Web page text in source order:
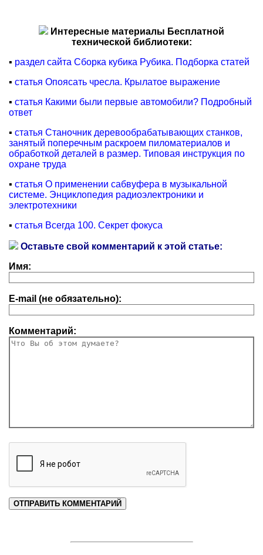
Интересные материалы Бесплатной
технической библиотеки:
▪ раздел сайта Сборка кубика Рубика. Подборка статей
▪ статья Опоясать чресла. Крылатое выражение
▪ статья Какими были первые автомобили? Подробный
ответ
▪ статья Станочник деревообрабатывающих станков,
занятый поперечным раскроем пиломатериалов и
обработкой деталей в размер. Типовая инструкция по
охране труда
▪ статья О применении сабвуфера в музыкальной
системе. Энциклопедия радиоэлектроники и
электротехники
▪ статья Всегда 100. Секрет фокуса
Оставьте свой комментарий к этой статье:
Имя:
E-mail (не обязательно):
Комментарий: